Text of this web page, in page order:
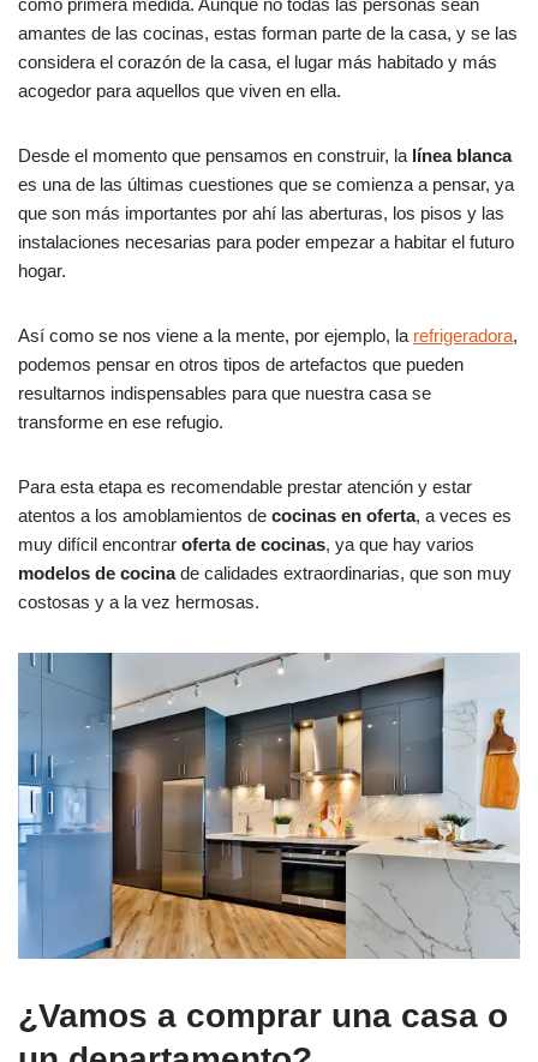
como primera medida. Aunque no todas las personas sean
amantes de las cocinas, estas forman parte de la casa, y se las
considera el corazón de la casa, el lugar más habitado y más
acogedor para aquellos que viven en ella.
Desde el momento que pensamos en construir, la línea blanca
es una de las últimas cuestiones que se comienza a pensar, ya
que son más importantes por ahí las aberturas, los pisos y las
instalaciones necesarias para poder empezar a habitar el futuro
hogar.
Así como se nos viene a la mente, por ejemplo, la refrigeradora,
podemos pensar en otros tipos de artefactos que pueden
resultarnos indispensables para que nuestra casa se
transforme en ese refugio.
Para esta etapa es recomendable prestar atención y estar
atentos a los amoblamientos de cocinas en oferta, a veces es
muy difícil encontrar oferta de cocinas, ya que hay varios
modelos de cocinade calidades extraordinarias, que son muy
costosas y a la vez hermosas.
¿Vamos a comprar una casa o